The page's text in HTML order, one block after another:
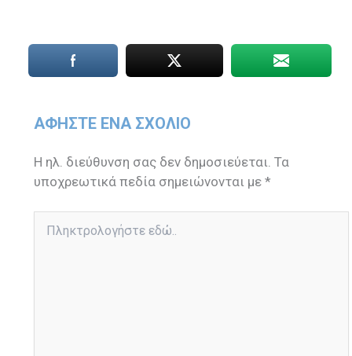
ΑΦΉΣΤΕ ΈΝΑ ΣΧΌΛΙΟ
Η ηλ. διεύθυνση σας δεν δημοσιεύεται. Τα
υποχρεωτικά πεδία σημειώνονται με*
εδώ..